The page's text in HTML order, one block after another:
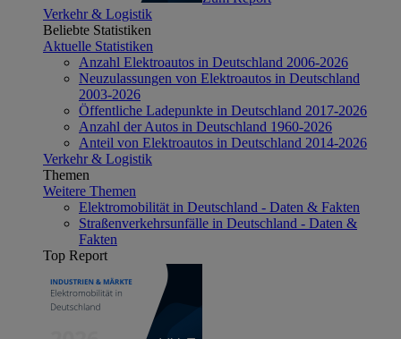
Verkehr & Logistik
Beliebte Statistiken
Aktuelle Statistiken
Anzahl Elektroautos in Deutschland 2006-2026
Neuzulassungen von Elektroautos in Deutschland
2003-2026
Öffentliche Ladepunkte in Deutschland 2017-2026
Anzahl der Autos in Deutschland 1960-2026
Anteil von Elektroautos in Deutschland 2014-2026
Verkehr & Logistik
Themen
Weitere Themen
Elektromobilität in Deutschland - Daten & Fakten
Straßenverkehrsunfälle in Deutschland - Daten &
Fakten
Top Report